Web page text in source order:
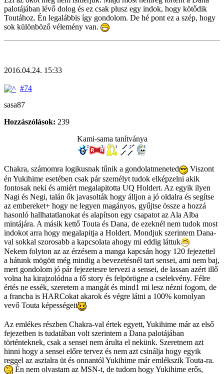
palotájában lévő dolog és ez csak plusz egy indok, hogy kötődik
Toutához. Én legalábbis így gondolom. De hé pont ez a szép, hogy
sok különböző vélemény van.
2016.04.24. 15:33
#74
sasa87
Hozzászólások: 239
Kami-sama tanítványa
Chakra, számomra logikusnak tűnik a gondolatmeneted
Viszont
én Yukihime esetében csak pár személyt tudok elképzelni akik
fontosak neki és amiért megalapitotta UQ Holdert. Az egyik ilyen
Nagi és Negi, talán ők javasolták hogy álljon a jó oldalra és segítse
az embereket+ hogy ne legyen magányos, gyűjtse össze a hozzá
hasonló hallhatatlanokat és alapítson egy csapatot az Ala Alba
mintájára. A másik kettő Touta és Dana, de ezeknél nem tudok most
indokot arra hogy megalapitja a Holdert. Mondjuk szerintem Dana-
val sokkal szorosabb a kapcsolata ahogy mi eddig láttuk
Nekem folyton az az érzésem a manga kapcsán hogy 120 fejezettel
a hátunk mögött még mindig a bevezetésnél tart sensei, ami nem baj,
mert gondolom jó pár fejezetesre tervezi a sensei, de lassan azért illő
volna ha kirajzolódna a fő story és felpörögne a cselekvény. Félre
értés ne essék, szeretem a mangát és mind1 mi lesz nézni fogom, de
a francba is HARCokat akarok és végre látni a 100% komolyan
vevő Touta képességeit
Az emlékes részben Chakra-val értek egyett, Yukihime már az első
fejezetben is tudatában volt szerintem a Dana palotájában
történteknek, csak a sensei nem árulta el nekünk. Szeretnem azt
hinni hogy a sensei előre tervez és nem azt csinálja hogy egyik
reggel az asztalra üt és onnantól Yukihime már emlékszik Touta-ra.
Én nem olvastam az MSN-t, de tudom hogy Yukihime erős,